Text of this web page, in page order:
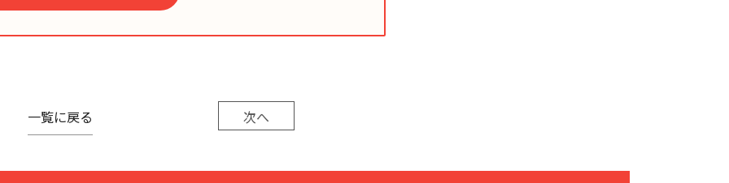
一覧に戻る 次へ